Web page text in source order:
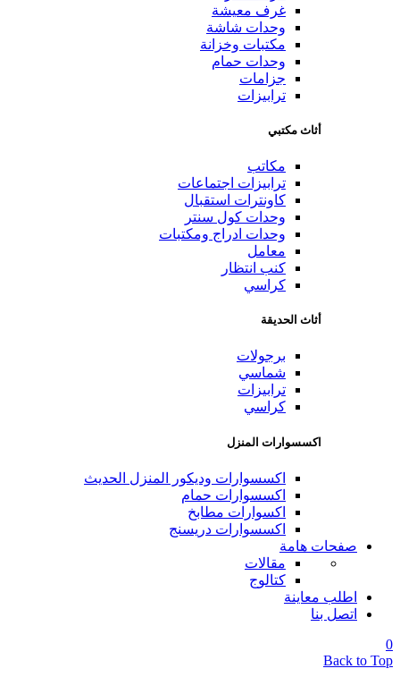
غرف معيشة
وحدات شاشة
مكتبات وخزانة
وحدات حمام
جزامات
ترابيزات
أثاث مكتبي
مكاتب
ترابيزات اجتماعات
كاونترات استقبال
وحدات كول سنتر
وحدات ادراج ومكتبات
معامل
كنب انتظار
كراسي
أثاث الحديقة
برجولات
شماسي
ترابيزات
كراسي
اكسسوارات المنزل
اكسسوارات وديكور المنزل الحديث
اكسسوارات حمام
اكسوارات مطابخ
اكسسوارات دريسنج
صفحات هامة
مقالات
كتالوج
اطلب معاينة
اتصل بنا
0
Back to Top